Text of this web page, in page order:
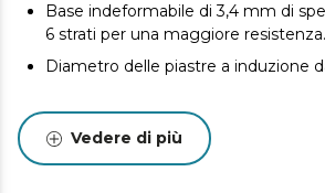
Base indeformabile di 3,4 mm di
6 strati per una maggiore resistenza.
Diametro delle piastre a induzione
Vedere di più